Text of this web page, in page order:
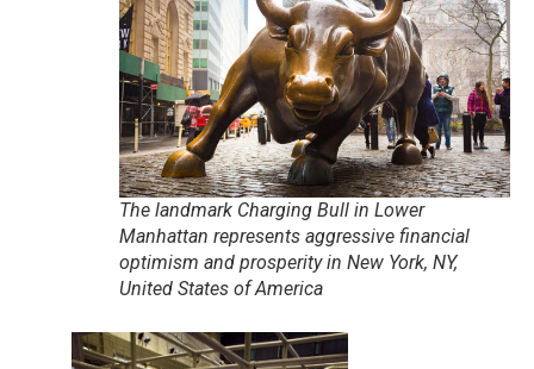
The landmark Charging Bull in Lower
Manhattan represents aggressive financial
optimism and prosperity in New York, NY,
United States of America